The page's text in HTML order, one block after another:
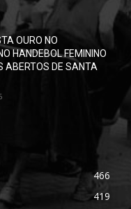
OURO NO
HANDEBOL FEMININO
ABERTOS DE SANTA
466
419